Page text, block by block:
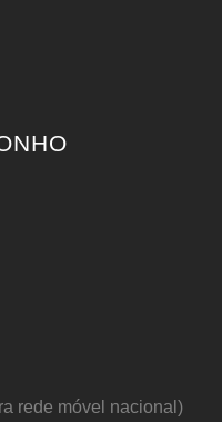
rede móvel nacional)